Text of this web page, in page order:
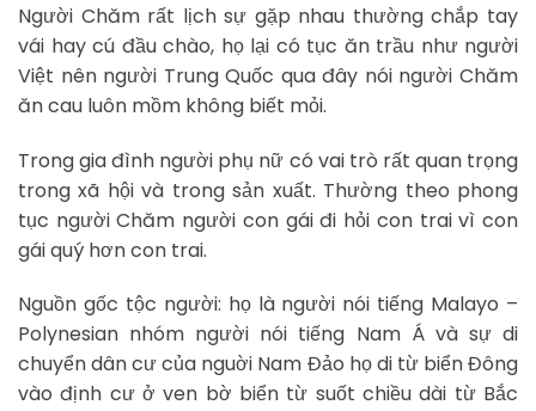
Người Chăm rất lịch sự gặp nhau thường chắp tay
vái hay cú đầu chào, họ lại có tục ăn trầu như người
Việt nên người Trung Quốc qua đây nói người Chăm
ăn cau luôn mồm không biết mỏi.
Trong gia đình người phụ nữ có vai trò rất quan trọng
trong xã hội và trong sản xuất. Thường theo phong
tục người Chăm người con gái đi hỏi con trai vì con
gái quý hơn con trai.
Nguồn gốc tộc người: họ là người nói tiếng Malayo –
Polynesian nhóm người nói tiếng Nam Á và sự di
chuyển dân cư của nguời Nam Đảo họ di từ biển Đông
vào định cư ở ven bờ biển từ suốt chiều dài từ Bắc